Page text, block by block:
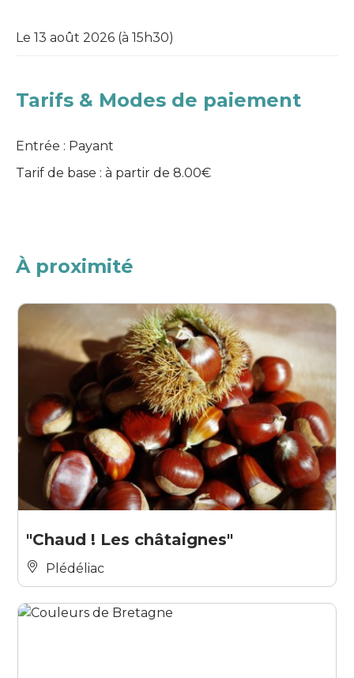
Le 13 août 2026 (à 15h30)
Tarifs & Modes de paiement
Entrée : Payant
Tarif de base : à partir de 8.00€
À proximité
"Chaud ! Les châtaignes"
Plédéliac